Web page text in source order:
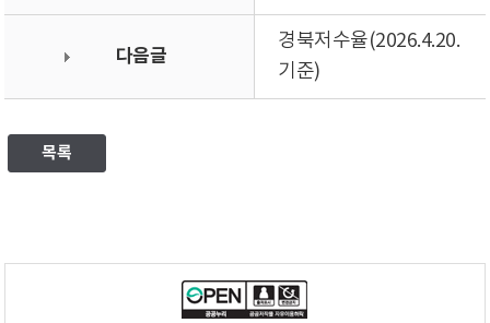
다음글
경북저수율(2026.4.20.
기준)
목록